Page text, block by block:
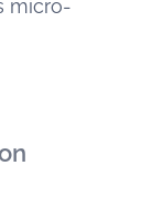
micro-